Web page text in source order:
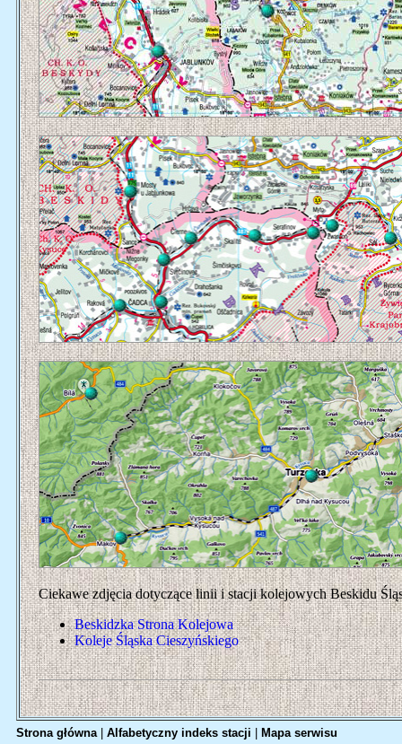
Ciekawe zdjęcia dotyczące linii i stacji kolejowych Beskidu
Beskidzka Strona Kolejowa
Koleje Śląska Cieszyńskiego
Strona główna| Alfabetyczny indeks stacji Mapa serwisu